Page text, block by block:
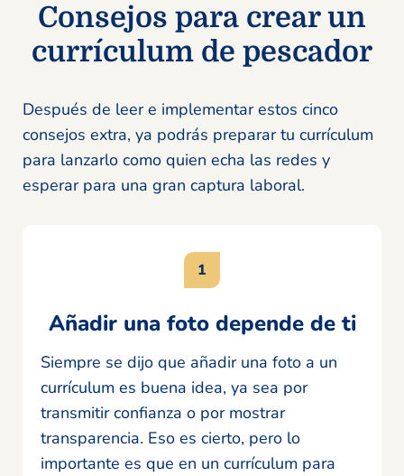
Consejos para crear un
currículum de pescador
Después de leer e implementar estos cinco
consejos extra, ya podrás preparar tu currículum
para lanzarlo como quien echa las redes y
esperar para una gran captura laboral.
Añadir una foto depende de ti
Siempre se dijo que añadir una foto a un
currículum es buena idea, ya sea por
transmitir confianza o por mostrar
transparencia. Eso es cierto, pero lo
importante es que en un currículum para